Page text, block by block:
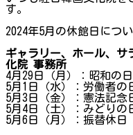
す。
2024年5月の休館日につ
ギャラリー、ホール、サ
化院 事務所
4月29日（月）：昭和の日
5月1日（水）：労働者の
5月3日（金）：憲法記念
5月4日（土）：みどりの
5月6日（月）：振替休日